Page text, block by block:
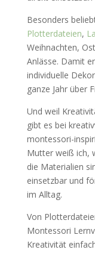
Besonders
Plotterdateien,
Weihnachten,
Anlässe. Damit
individuelle
ganze Jahr über
Und weil
gibt es bei
montessori-
Mutter weiß ich,
die Materialien
einsetzbar und
im Alltag.
Von
Montessori
Kreativität